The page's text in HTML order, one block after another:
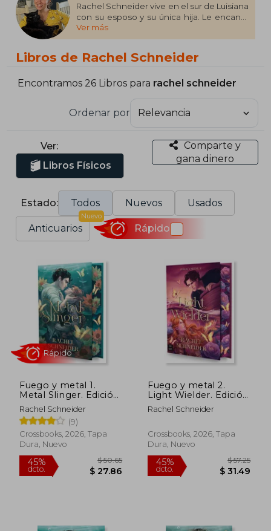
Rachel Schneider vive en el sur de Luisiana
con su esposo y su única hija. Le encanta
escribir dondequiera que su imaginación la
lleve, lo que incluye mundos de fantasía,
complejos con un toque de pasión.
la puedes encontrar en un partido de
burbujas con un buen libro.
Ver más
Libros de Rachel Schneider
Encontramos 26 Libros para rachel schneider
Ordenar por
Ver:
Libros Físicos
Comparte y
gana dinero
Estado: Todos Nuevos Usados
Anticuarios
Nuevo
Rápido
Fuego y metal 1.
Metal Slinger. Edición
con cantos tintados
Rachel Schneider
(9)
Crossbooks, 2026, Tapa
Dura, Nuevo
Rápido
Fuego y metal 2.
Light Wielder. Edición
con cantos tintados
Rachel Schneider
Crossbooks, 2026, Tapa
Dura, Nuevo